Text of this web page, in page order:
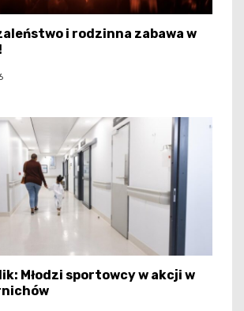
i rodzinna zabawa w
Młodzi sportowcy w akcji w